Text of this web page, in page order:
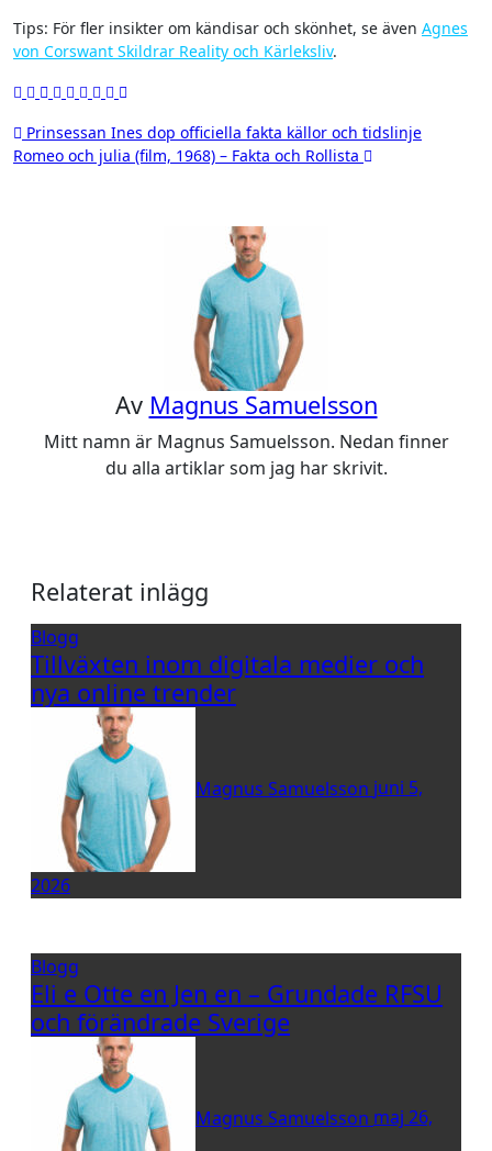
Tips: För fler insikter om kändisar och skönhet, se även Agnes
von Corswant Skildrar Reality och Kärleksliv.
Inläggsnavigering
Prinsessan Ines dop officiella fakta källor och tidslinje
Romeo och julia (film, 1968) – Fakta och Rollista
Av Magnus Samuelsson
Mitt namn är Magnus Samuelsson. Nedan finner
du alla artiklar som jag har skrivit.
Relaterat inlägg
Blogg
Tillväxten inom digitala medier och
nya online trender
Magnus Samuelsson juni 5,
2026
Blogg
Eli e Otte en Jen en – Grundade RFSU
och förändrade Sverige
Magnus Samuelsson maj 26,